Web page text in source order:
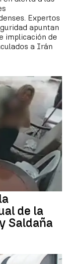
Expertos
apuntan
implicación de
a Irán
de la
Saldaña